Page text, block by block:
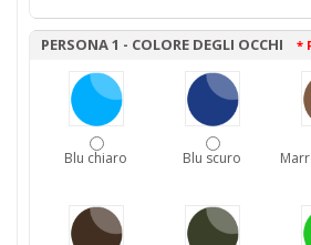
PERSONA 1 - COLORE DEGLI OCCHI *
Blu chiaro Blu scuro